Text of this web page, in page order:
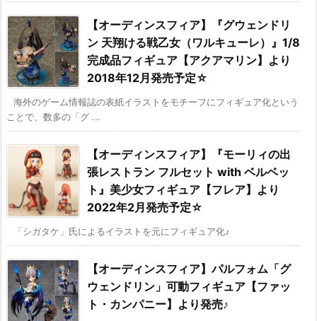
【オーディンスフィア】『グウェンドリ
ン 天翔ける戦乙女（ワルキューレ）』1/8
完成品フィギュア【アクアマリン】より
2018年12月発売予定☆
海外のゲーム情報誌の表紙イラストをモチーフにフィギュア化という
ことで、数多の「グ ...
【オーディンスフィア】『モーリィの出
張レストラン フルセット with ベルベッ
ト』美少女フィギュア【フレア】より
2022年2月発売予定☆
「シガタケ」氏によるイラストを元にフィギュア化♪
【オーディンスフィア】パルフォム「グ
ウェンドリン」可動フィギュア【ファッ
ト・カンパニー】より発売♪